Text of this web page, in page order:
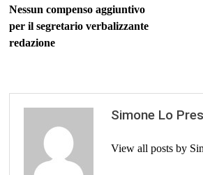
Nessun compenso aggiuntivo
per il segretario verbalizzante
redazione
Simone Lo
View all posts by